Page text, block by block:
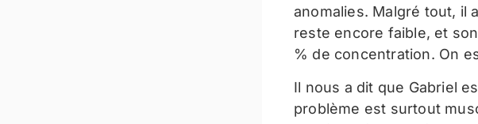
anomalies. Malgré tout, il
reste encore faible, et
% de concentration. On
Il nous a dit que Gabriel
problème est surtout